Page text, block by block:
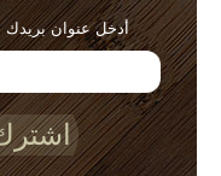
أدخل عنوان بريدك